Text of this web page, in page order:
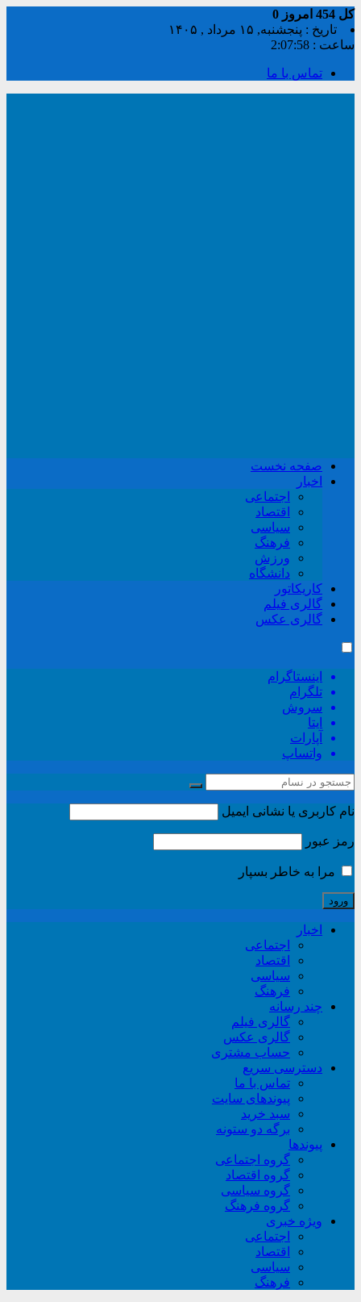
کل امروز 0
تاریخ : پنجشنبه, ۱۵ مرداد , ۱۴۰۵
ساعت : 2:07:58
تماس با ما
صفحه نخست
اخبار
اجتماعی
اقتصاد
سیاسی
فرهنگ
ورزش
دانشگاه
کاریکاتور
گالری فیلم
گالری عکس
اینستاگرام
تلگرام
سروش
ایتا
آپارات
واتساپ
نام کاربری یا نشانی ایمیل
رمز عبور
مرا به خاطر بسپار
اخبار
اجتماعی
اقتصاد
سیاسی
فرهنگ
چند رسانه
گالری فیلم
گالری عکس
حساب مشتری
دسترسی سریع
تماس با ما
پیوندهای سایت
سبد خريد
برگه دو ستونه
پیوندها
گروه اجتماعی
گروه اقتصاد
گروه سیاسی
گروه فرهنگ
ویژه خبری
اجتماعی
اقتصاد
سیاسی
فرهنگ